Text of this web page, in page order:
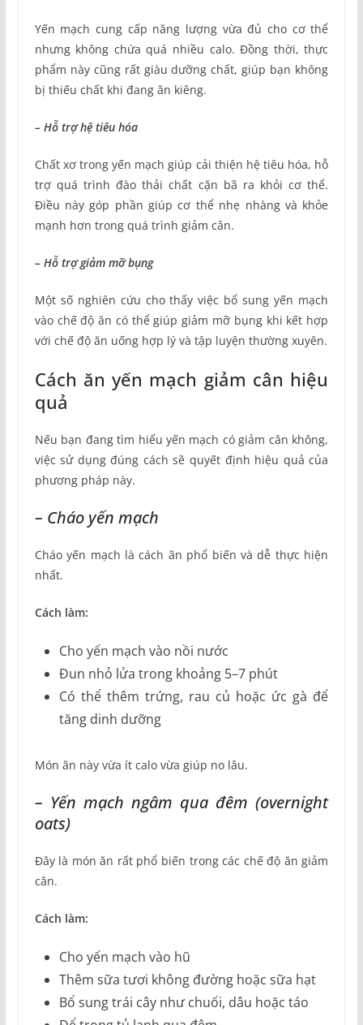
Yến mạch cung cấp năng lượng vừa đủ cho cơ thể
nhưng không chứa quá nhiều calo. Đồng thời, thực
phẩm này cũng rất giàu dưỡng chất, giúp bạn không
bị thiếu chất khi đang ăn kiêng.
– Hỗ trợ hệ tiêu hóa
Chất xơ trong yến mạch giúp cải thiện hệ tiêu hóa, hỗ
trợ quá trình đào thải chất cặn bã ra khỏi cơ thể.
Điều này góp phần giúp cơ thể nhẹ nhàng và khỏe
mạnh hơn trong quá trình giảm cân.
– Hỗ trợ giảm mỡ bụng
Một số nghiên cứu cho thấy việc bổ sung yến mạch
vào chế độ ăn có thể giúp giảm mỡ bụng khi kết hợp
với chế độ ăn uống hợp lý và tập luyện thường xuyên.
Cách ăn yến mạch giảm cân hiệu
quả
Nếu bạn đang tìm hiểu yến mạch có giảm cân không,
việc sử dụng đúng cách sẽ quyết định hiệu quả của
phương pháp này.
– Cháo yến mạch
Cháo yến mạch là cách ăn phổ biến và dễ thực hiện
nhất.
Cách làm:
Cho yến mạch vào nồi nước
Đun nhỏ lửa trong khoảng 5–7 phút
Có thể thêm trứng, rau củ hoặc ức gà để
tăng dinh dưỡng
Món ăn này vừa ít calo vừa giúp no lâu.
– Yến mạch ngâm qua đêm (overnight
oats)
Đây là món ăn rất phổ biến trong các chế độ ăn giảm
cân.
Cách làm:
Cho yến mạch vào hũ
Thêm sữa tươi không đường hoặc sữa hạt
Bổ sung trái cây như chuối, dâu hoặc táo